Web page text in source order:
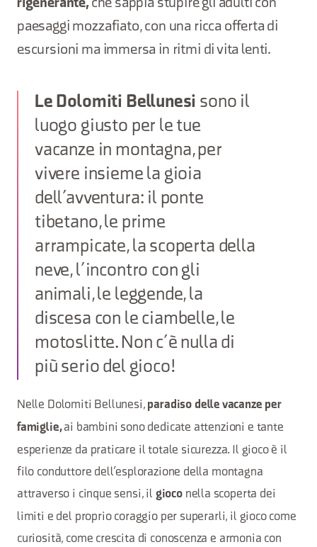
rigenerante, che sappia stupire gli adulti con
paesaggi mozzafiato, con una ricca offerta di
escursioni ma immersa in ritmi di vita lenti.
Le Dolomiti Bellunesi sono il
luogo giusto per le tue
vacanze in montagna, per
vivere insieme la gioia
dell’avventura: il ponte
tibetano, le prime
arrampicate, la scoperta della
neve, l’incontro con gli
animali, le leggende, la
discesa con le ciambelle, le
motoslitte. Non c’è nulla di
più serio del gioco!
Nelle Dolomiti Bellunesi, paradiso delle vacanze per
famiglie,ai bambini sono dedicate attenzioni e tante
esperienze da praticare il totale sicurezza. Il gioco è il
filo conduttore dell’esplorazione della montagna
attraverso i cinque sensi, il gioco nella scoperta dei
limiti e del proprio coraggio per superarli, il gioco come
curiosità, come crescita di conoscenza e armonia con